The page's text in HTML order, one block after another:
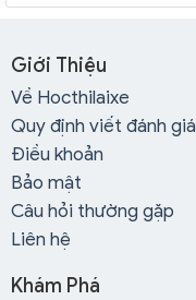
Giới Thiệu
Về Hocthilaixe
Quy định viết đánh giá
Điều khoản
Bảo mật
Câu hỏi thường gặp
Liên hệ
Khám Phá